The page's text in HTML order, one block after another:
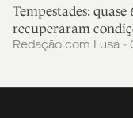
Tempestades:
recuperaram
Redação com Lusa -